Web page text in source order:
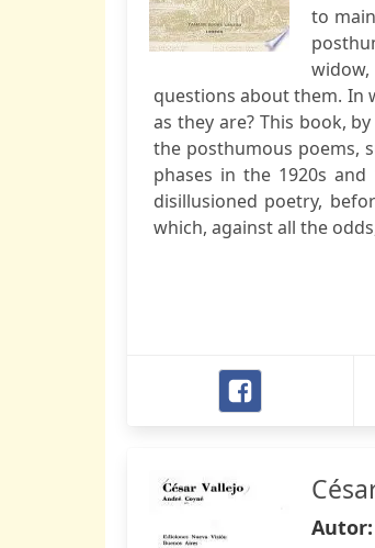
to
questions about them. In
as they are? This book,
the posthumous poems,
phases in the 1920s
disillusioned poetry,
which, against all the
Autor: